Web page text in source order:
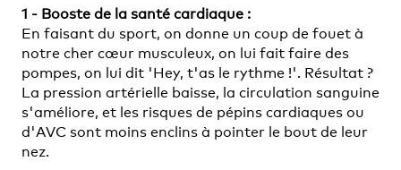
1 - Booste de la santé cardiaque :
En faisant du sport, on donne un coup de fouet à
notre cher cœur musculeux, on lui fait faire des
pompes, on lui dit 'Hey, t'as le rythme !'. Résultat ?
La pression artérielle baisse, la circulation sanguine
s'améliore, et les risques de pépins cardiaques ou
d'AVC sont moins enclins à pointer le bout de leur
nez.